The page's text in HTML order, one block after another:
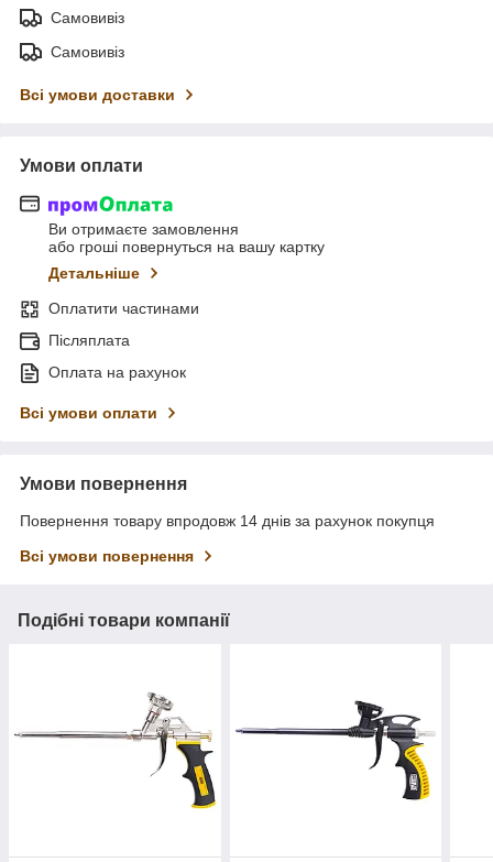
Самовивіз
Самовивіз
Всі умови доставки
Умови оплати
Ви отримаєте замовлення
або гроші повернуться на вашу картку
Детальніше
Оплатити частинами
Післяплата
Оплата на рахунок
Всі умови оплати
Умови повернення
Повернення товару впродовж 14 днів за рахунок покупця
Всі умови повернення
Подібні товари компанії